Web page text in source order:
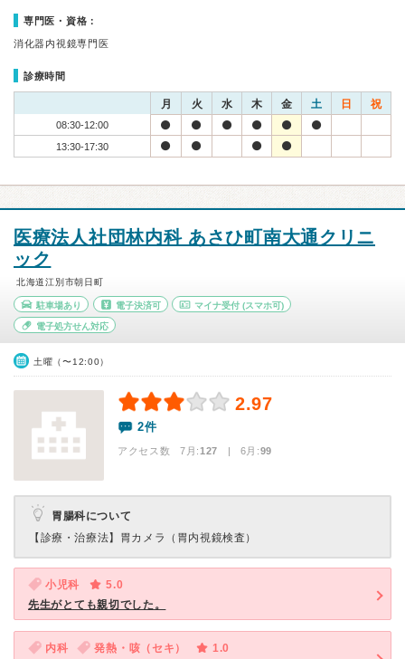
専門医・資格：
消化器内視鏡専門医
診療時間
月 火 水 木 金 土 日 祝
08:30-12:00
13:30-17:30
医療法人社団林内科 あさひ町南大通クリニ
ック
北海道江別市朝日町
駐車場あり 電子決済可 マイナ受付 (スマホ可)
電子処方せん対応
土曜（〜12:00）
2.97
2件
アクセス数 7月:127 | 6月:99
胃腸科について
【診療・治療法】 胃カメラ（胃内視鏡検査）
小児科
5.0
先生がとても親切でした。
内科 発熱・咳（セキ）
1.0